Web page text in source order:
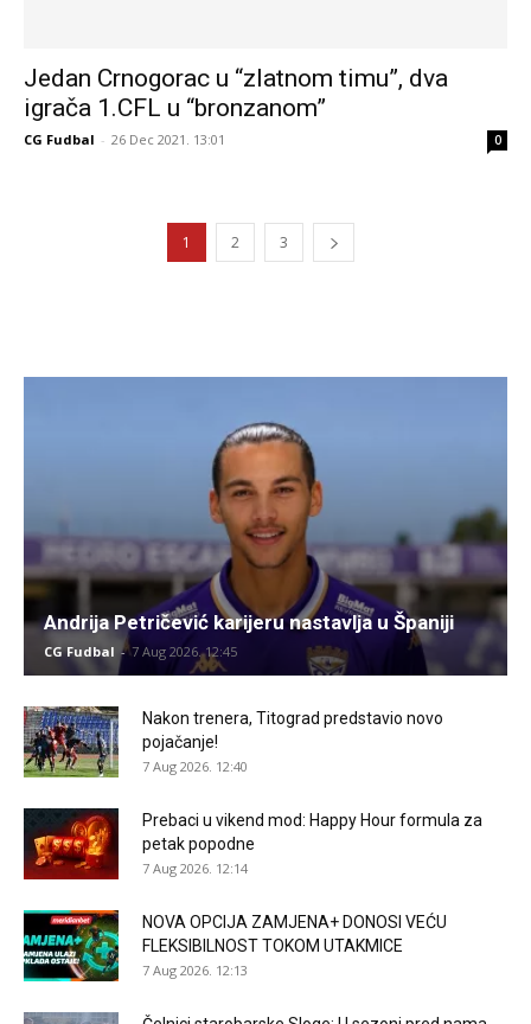
Jedan Crnogorac u “zlatnom timu”, dva
igrača 1.CFL u “bronzanom”
CG Fudbal - 26 Dec 2021. 13:01 0
1 2 3
Andrija Petričević karijeru nastavlja u Španiji
CG Fudbal - 7 Aug 2026. 12:45
Nakon trenera, Titograd predstavio novo
pojačanje!
7 Aug 2026. 12:40
Prebaci u vikend mod: Happy Hour formula za
petak popodne
7 Aug 2026. 12:14
NOVA OPCIJA ZAMJENA+ DONOSI VEĆU
FLEKSIBILNOST TOKOM UTAKMICE
7 Aug 2026. 12:13